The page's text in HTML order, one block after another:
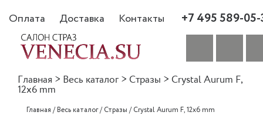
Оплата Доставка Контакты +7 495 589-
Главная > Весь каталог > Стразы > Crystal Aurum F,
12x6 mm
Главная /Весь каталог/Стразы /Crystal Aurum F, 12x6 mm